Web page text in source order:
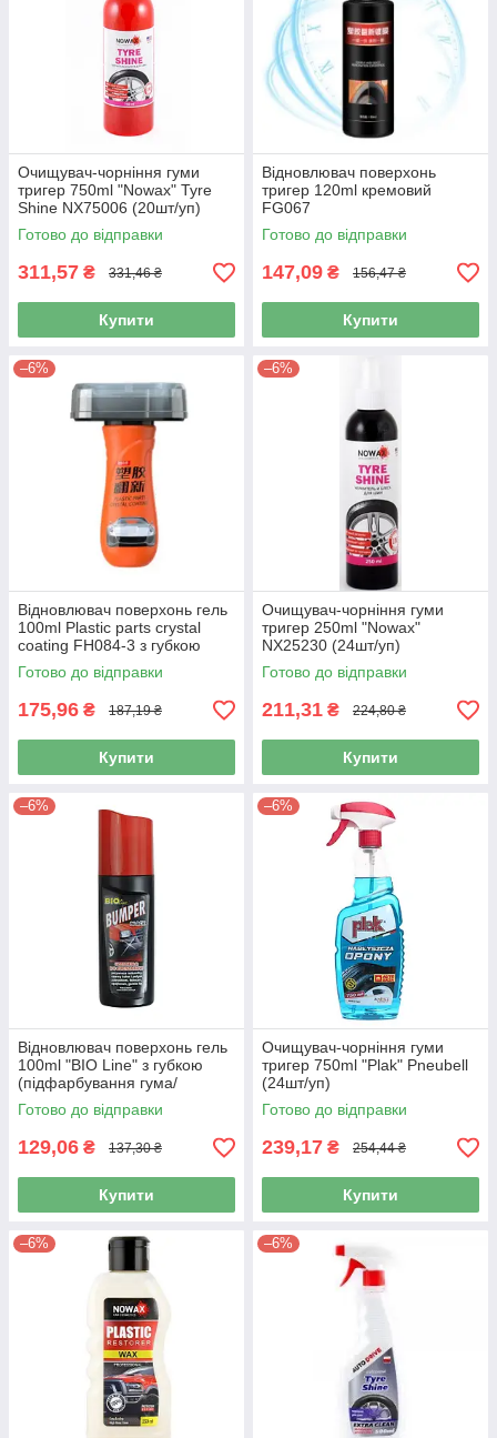
Очищувач-чорніння гуми
тригер 750ml "Nowax" Tyre
Shine NX75006 (20шт/уп)
Готово до відправки
311,57 ₴ 331,46 ₴
Купити
Відновлювач поверхонь
тригер 120ml кремовий
FG067
Готово до відправки
147,09 ₴ 156,47 ₴
Купити
–6%
Відновлювач поверхонь гель
100ml Plastic parts crystal
coating FH084-3 з губкою
(підфарбування гума/
Готово до відправки
175,96 ₴ 187,19 ₴
Купити
–6%
Очищувач-чорніння гуми
тригер 250ml "Nowax"
NX25230 (24шт/уп)
Готово до відправки
211,31 ₴ 224,80 ₴
Купити
–6%
Відновлювач поверхонь гель
100ml "BIO Line" з губкою
(підфарбування гума/
пластик/бампера))
Готово до відправки
129,06 ₴ 137,30 ₴
Купити
–6%
Очищувач-чорніння гуми
тригер 750ml "Plak" Pneubell
(24шт/уп)
Готово до відправки
239,17 ₴ 254,44 ₴
Купити
–6% –6%